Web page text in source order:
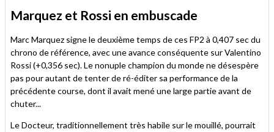
Marquez et Rossi en embuscade
Marc Marquez signe le deuxième temps de ces FP2 à 0,407 sec du
chrono de référence, avec une avance conséquente sur Valentino
Rossi (+0,356 sec). Le nonuple champion du monde ne désespère
pas pour autant de tenter de ré-éditer sa performance de la
précédente course, dont il avait mené une large partie avant de
chuter...
Le Docteur, traditionnellement très habile sur le mouillé, pourrait